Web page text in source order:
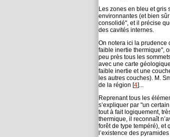
Les zones en bleu et gris
environnantes (et bien
consolidé", et il précise
des cavités internes.
On notera ici la prudence
faible inertie thermique",
peu près tous les
avec une carte
faible inertie et une
les autres couches). M.
de la région [4]...
Reprenant tous les
s’expliquer par "un
tout à fait logiquement,
thermique, il reconnaît
forêt de type tempéré), et
l’existence des